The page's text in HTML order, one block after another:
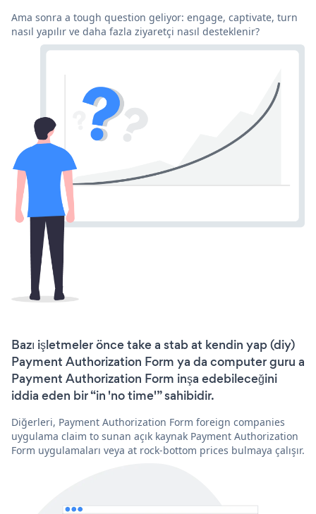
Ama sonra a tough question geliyor: engage, captivate, turn
nasıl yapılır ve daha fazla ziyaretçi nasıl desteklenir?
Bazı işletmeler önce take a stab at kendin yap (diy)
Payment Authorization Form ya da computer guru a
Payment Authorization Form inşa edebileceğini
iddia eden bir “in 'no time'” sahibidir.
Diğerleri, Payment Authorization Form foreign companies
uygulama claim to sunan açık kaynak Payment Authorization
Form uygulamaları veya at rock-bottom prices bulmaya çalışır.